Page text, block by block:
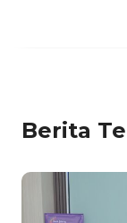
Berita